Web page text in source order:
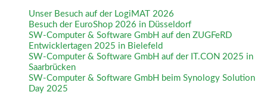
Unser Besuch auf der LogiMAT 2026
Besuch der EuroShop 2026 in Düsseldorf
SW-Computer & Software GmbH auf den ZUGFeRD
Entwicklertagen 2025 in Bielefeld
SW-Computer & Software GmbH auf der IT.CON 2025 in
Saarbrücken
SW-Computer & Software GmbH beim Synology Solution
Day 2025